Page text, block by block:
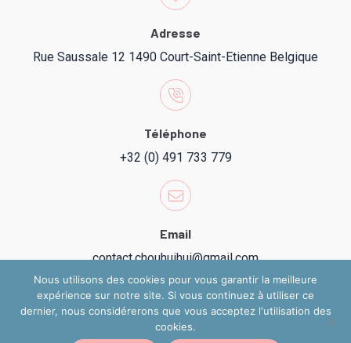
Adresse
Rue Saussale 12 1490 Court-Saint-Etienne Belgique
Téléphone
+32 (0) 491 733 779
Email
contact.chouhuihui@gmail.com
Nous utilisons des cookies pour vous garantir la meilleure
expérience sur notre site. Si vous continuez à utiliser ce
dernier, nous considérerons que vous acceptez l'utilisation des
cookies.